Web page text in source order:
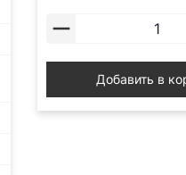
Добавить в